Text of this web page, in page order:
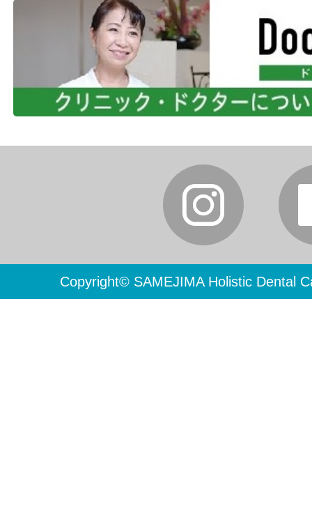
Copyright© SAMEJIMA Holistic Dental